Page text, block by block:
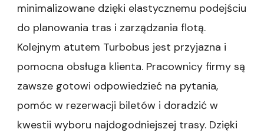
minimalizowane dzięki elastycznemu podejściu
do planowania tras i zarządzania flotą.
Kolejnym atutem Turbobus jest przyjazna i
pomocna obsługa klienta. Pracownicy firmy są
zawsze gotowi odpowiedzieć na pytania,
pomóc w rezerwacji biletów i doradzić w
kwestii wyboru najdogodniejszej trasy. Dzięki